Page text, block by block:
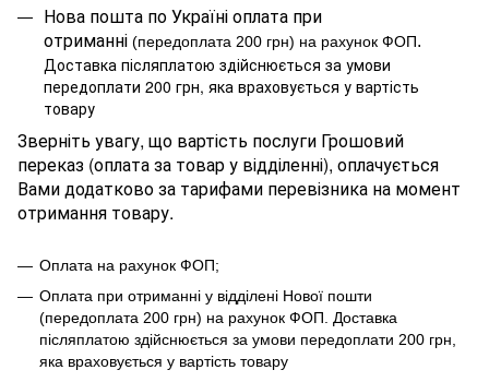
Нова пошта по Україні оплата при
отриманні (передоплата 200 грн) на рахунок ФОП.
Доставка післяплатою здійснюється за умови
передоплати 200 грн, яка враховується у вартість
товару
Зверніть увагу, що вартість послуги Грошовий
переказ (оплата за товар у відділенні), оплачується
Вами додатково за тарифами перевізника на момент
отримання товару.
Оплата на рахунок ФОП;
Оплата при отриманні у відділені Нової пошти
(передоплата 200 грн) на рахунок ФОП
Доставка
післяплатою здійснюється за умови передоплати 200 грн,
яка враховується у вартість товару